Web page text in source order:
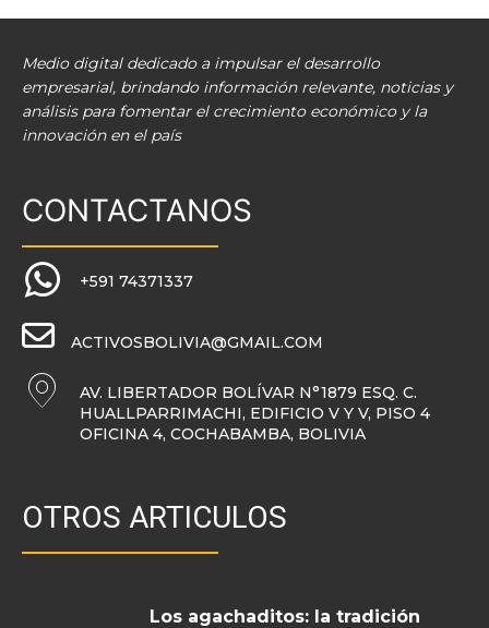
Medio digital dedicado a impulsar el desarrollo
empresarial, brindando información relevante, noticias y
análisis para fomentar el crecimiento económico y la
innovación en el país
CONTACTANOS
+591 74371337
ACTIVOSBOLIVIA@GMAIL.COM
AV. LIBERTADOR BOLÍVAR N°1879 ESQ. C.
HUALLPARRIMACHI, EDIFICIO V Y V, PISO 4
OFICINA 4, COCHABAMBA, BOLIVIA
OTROS ARTICULOS
Los agachaditos: la tradición